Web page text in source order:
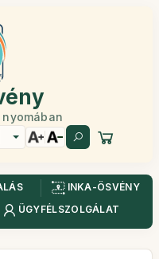
INKA-ÖSVÉNY
ÜGYFÉLSZOLGÁLAT